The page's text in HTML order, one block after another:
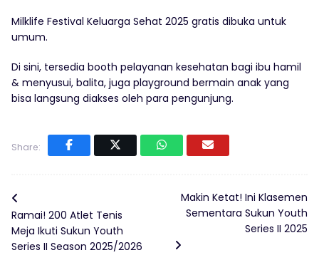
Milklife Festival Keluarga Sehat 2025 gratis dibuka untuk
umum.
Di sini, tersedia booth pelayanan kesehatan bagi ibu hamil
& menyusui, balita, juga playground bermain anak yang
bisa langsung diakses oleh para pengunjung.
Share:
Ramai! 200 Atlet Tenis
Meja Ikuti Sukun Youth
Series II Season 2025/2026
Makin Ketat! Ini Klasemen
Sementara Sukun Youth
Series II 2025